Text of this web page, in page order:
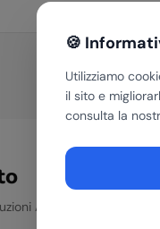
🍪
Utilizziamo
il sito e
consulta la
AI, formazione e